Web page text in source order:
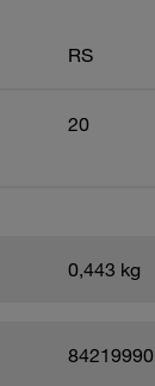
RS
20
0,443 kg
84219990